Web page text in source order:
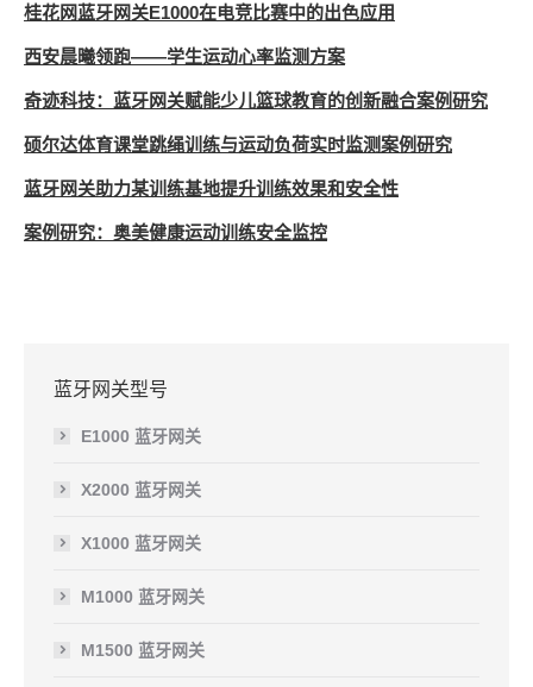
桂花网蓝牙网关E1000在电竞比赛中的出色应用
西安晨曦领跑——学生运动心率监测方案
奇迹科技：蓝牙网关赋能少儿篮球教育的创新融合案例研究
硕尔达体育课堂跳绳训练与运动负荷实时监测案例研究
蓝牙网关助力某训练基地提升训练效果和安全性
案例研究：奥美健康运动训练安全监控
蓝牙网关型号
E1000 蓝牙网关
X2000 蓝牙网关
X1000 蓝牙网关
M1000 蓝牙网关
M1500 蓝牙网关